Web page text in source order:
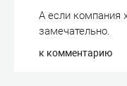
А если компания
замечательно.
к комментарию